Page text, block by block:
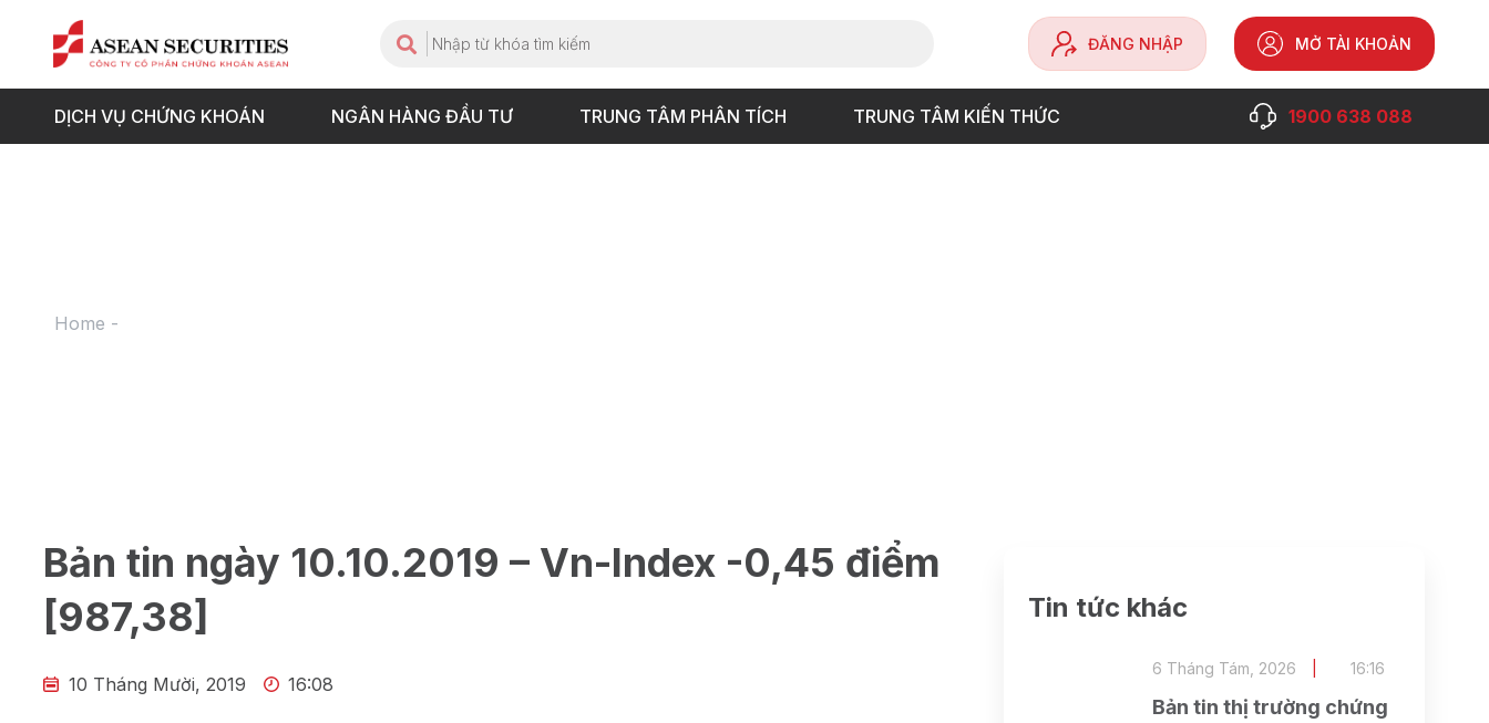
ĐĂNG NHẬP MỞ TÀI KHOẢN
DỊCH VỤ CHỨNG KHOÁN NGÂN HÀNG ĐẦU TƯ TRUNG TÂM PHÂN TÍCH TRUNG TÂM KIẾN THỨC 1900 638 088
Home -
Bản tin ngày 10.10.2019 – Vn-Index -0,45 điểm
[987,38]
10 Tháng Mười, 2019 16:08
Tin tức khác
Bản tin thị trường chứng
6 Tháng Tám, 2026 16:16